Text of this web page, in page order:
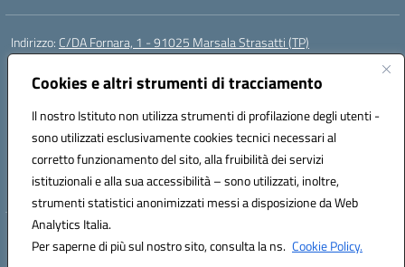
Cookies e altri strumenti di tracciamento
Il nostro Istituto non utilizza strumenti di profilazione degli utenti -
sono utilizzati esclusivamente cookies tecnici necessari al
corretto funzionamento del sito, alla fruibilità dei servizi
istituzionali e alla sua accessibilità – sono utilizzati, inoltre,
strumenti statistici anonimizzati messi a disposizione da Web
Analytics Italia.
Per saperne di più sul nostro sito, consulta la ns. Cookie Policy.
Indirizzo: C/DA Fornara, 1 - 91025 Marsala Strasatti (TP)
Centralino:
Posta elettronica certificata (PEC):tpic81600v@pec.istruzione.it
Codice fiscale: 82006360810
Codice meccanografico:TPIC81600V
Codice Indice delle Pubbliche Amministrazioni (IPA): istsc_tpic81600v
Codice unico di fatturazione (CUF): UFODYY
Hosting & Powered by 3D Solution S.r.l.
Concept & Design by Designers Italia